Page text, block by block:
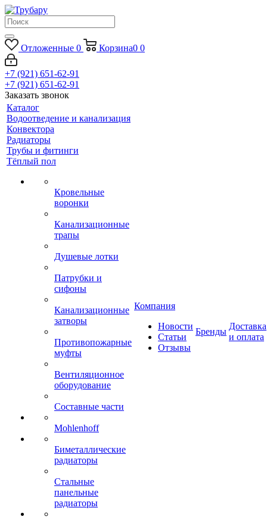
Отложенные 0 Корзина0 0
+7 (921) 651-62-91
+7 (921) 651-62-91
Заказать звонок
Каталог
Водоотведение и канализация
Конвектора
Радиаторы
Трубы и фитинги
Тёплый пол
Кровельные
воронки
Канализационные
трапы
Душевые лотки
Патрубки и
сифоны
Канализационные
затворы
Противопожарные
муфты
Вентиляционное
оборудование
Составные части
Mohlenhoff
Биметаллические
радиаторы
Стальные
панельные
радиаторы
Компания
Новости
Статьи
Отзывы
Бренды
Доставка
и оплата